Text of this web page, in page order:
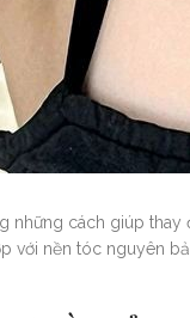
những cách giúp thay
với nền tóc nguyên